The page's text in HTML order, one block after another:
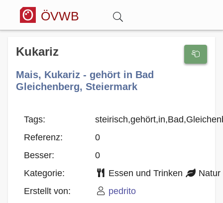
ÖVWB
Anmelden
Wörterbuch
Forum
Blog
Kukariz
Mais, Kukariz - gehört in Bad
Gleichenberg, Steiermark
Tags:
Referenz:
0
Besser:
0
Kategorie:
Essen und Trinken
Natur
Erstellt von:
pedrito